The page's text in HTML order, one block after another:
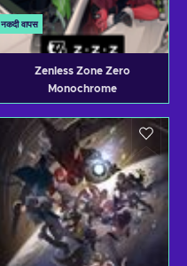
नकदी वापस
Zenless Zone Zero
Monochrome